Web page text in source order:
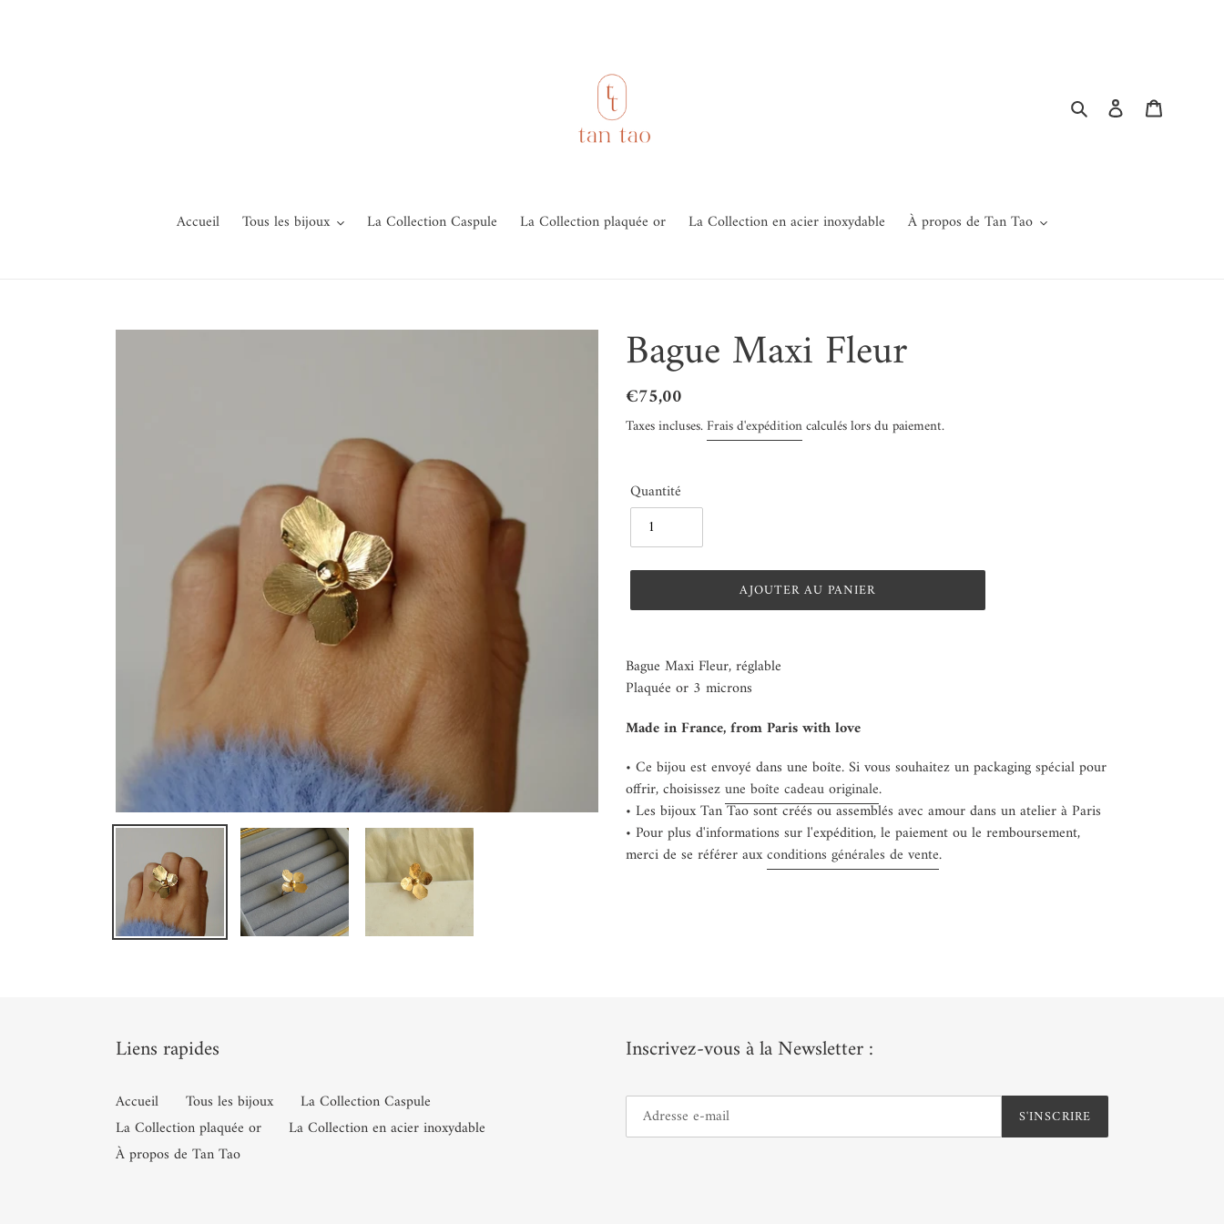
RechercherSe connecter
Accueil Tous les bijoux La Collection Caspule La Collection plaquée or La Collection en acier inoxydable À propos de Tan Tao
Bague Maxi Fleur
Prix
normal
€75,00
Taxes incluses.Frais d'expéditioncalculés lors du paiement.
Quantité
AJOUTER AU PANIER
d'un
produit
votre
Bague Maxi Fleur, réglable
Plaquée or 3 microns
Made in France, from Paris with love
• Ce bijou est envoyé dans une boîte. Si vous souhaitez un packaging spécial pour
offrir, choisissezune boîte cadeau originale.
• Les bijoux Tan Tao sont créés ou assemblés avec amour dans un atelier à Paris
• Pour plus d'informations sur l'expédition, le paiement ou le remboursement,
merci de se référer auxconditions générales de vente.
Liens rapides
Accueil Tous les bijoux
La Collection Caspule
La Collection plaquée or
La Collection en acier inoxydable
À propos de Tan Tao
Inscrivez-vous à la Newsletter :
S'INSCRIRE